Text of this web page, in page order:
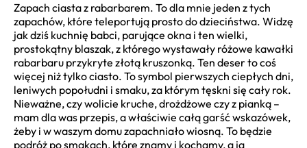
Zapach ciasta z rabarbarem. To dla mnie jeden z tych
zapachów, które teleportują prosto do dzieciństwa. Widzę
jak dziś kuchnię babci, parujące okna i ten wielki,
prostokątny blaszak, z którego wystawały różowe kawałki
rabarbaru przykryte złotą kruszonką. Ten deser to coś
więcej niż tylko ciasto. To symbol pierwszych ciepłych dni,
leniwych popołudni i smaku, za którym tęskni się cały rok.
Nieważne, czy wolicie kruche, drożdżowe czy z pianką –
mam dla was przepis, a właściwie całą garść wskazówek,
żeby i w waszym domu zapachniało wiosną. To będzie
podróż po smakach, które znamy i kochamy, a ja